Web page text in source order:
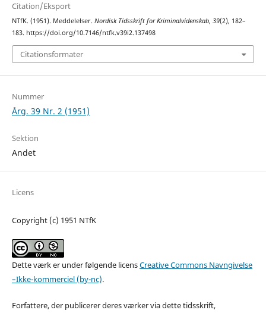
Citation/Eksport
NTfK. (1951). Meddelelser. Nordisk Tidsskrift for Kriminalvidenskab, 39(2), 182–
183. https://doi.org/10.7146/ntfk.v39i2.137498
Citationsformater
Nummer
Årg. 39 Nr. 2 (1951)
Sektion
Andet
Licens
Copyright (c) 1951 NTfK
Dette værk er under følgende licensCreative Commons Navngivelse
–Ikke-kommerciel (by-nc).
Forfattere, der publicerer deres værker via dette tidsskrift,